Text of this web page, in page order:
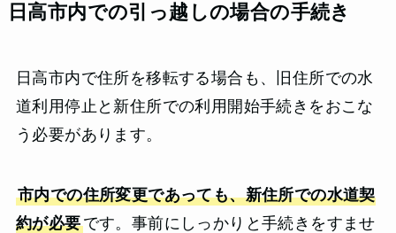
日高市内での引っ越しの場合の手続き
日高市内で住所を移転する場合も、旧住所での水
道利用停止と新住所での利用開始手続きをおこな
う必要があります。
市内での住所変更であっても、新住所での水道契
約が必要です。事前にしっかりと手続きをすませ